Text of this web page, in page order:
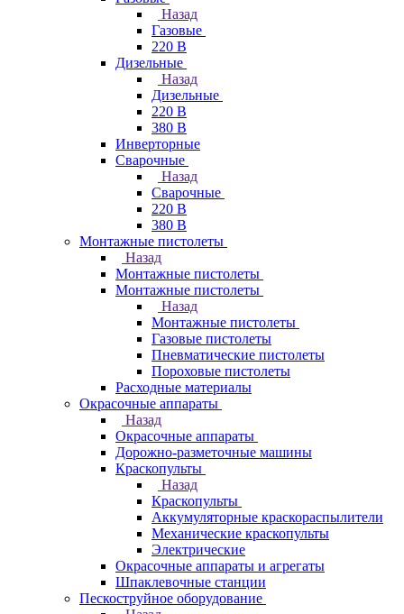
Назад
Газовые
220 В
Дизельные
Назад
Дизельные
220 В
380 В
Инверторные
Сварочные
Назад
Сварочные
220 В
380 В
Монтажные пистолеты
Назад
Монтажные пистолеты
Монтажные пистолеты
Назад
Монтажные пистолеты
Газовые пистолеты
Пневматические пистолеты
Пороховые пистолеты
Расходные материалы
Окрасочные аппараты
Назад
Окрасочные аппараты
Дорожно-разметочные машины
Краскопульты
Назад
Краскопульты
Аккумуляторные краскораспылители
Механические краскопульты
Электрические
Окрасочные аппараты и агрегаты
Шпаклевочные станции
Пескоструйное оборудование